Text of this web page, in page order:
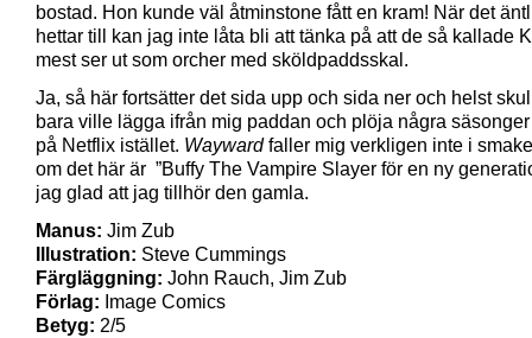
bostad. Hon kunde väl åtminstone fått en kram! När det
hettar till kan jag inte låta bli att tänka på att de så kallade
mest ser ut som orcher med sköldpaddsskal.
Ja, så här fortsätter det sida upp och sida ner och helst
bara ville lägga ifrån mig paddan och plöja några
på Netflix istället. Waywardfaller mig verkligen inte i
om det här är ”Buffy The Vampire Slayer för en ny
jag glad att jag tillhör den gamla.
Manus: Jim Zub
Illustration: Steve Cummings
Färgläggning: John Rauch, Jim Zub
Förlag: Image Comics
Betyg: 2/5